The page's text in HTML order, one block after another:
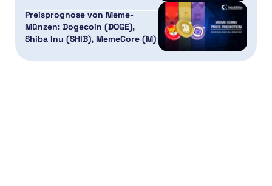
Preisprognose von Meme-
Münzen: Dogecoin (DOGE),
Shiba Inu (SHIB), MemeCore (M)